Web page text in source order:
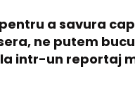
a savura
ne putem
intr-un reportaj